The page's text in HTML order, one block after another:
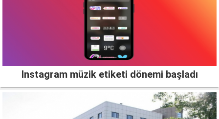
Instagram müzik etiketi dönemi başladı